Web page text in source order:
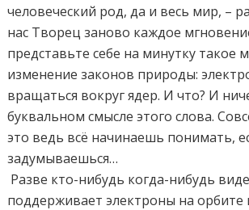
человеческий род, да и весь мир, –
нас Творец заново каждое
представьте себе на минутку такое
изменение законов природы:
вращаться вокруг ядер. И что? И
буквальном смысле этого слова.
это ведь всё начинаешь понимать,
задумываешься…
Разве кто-нибудь когда-нибудь
поддерживает электроны на орбите